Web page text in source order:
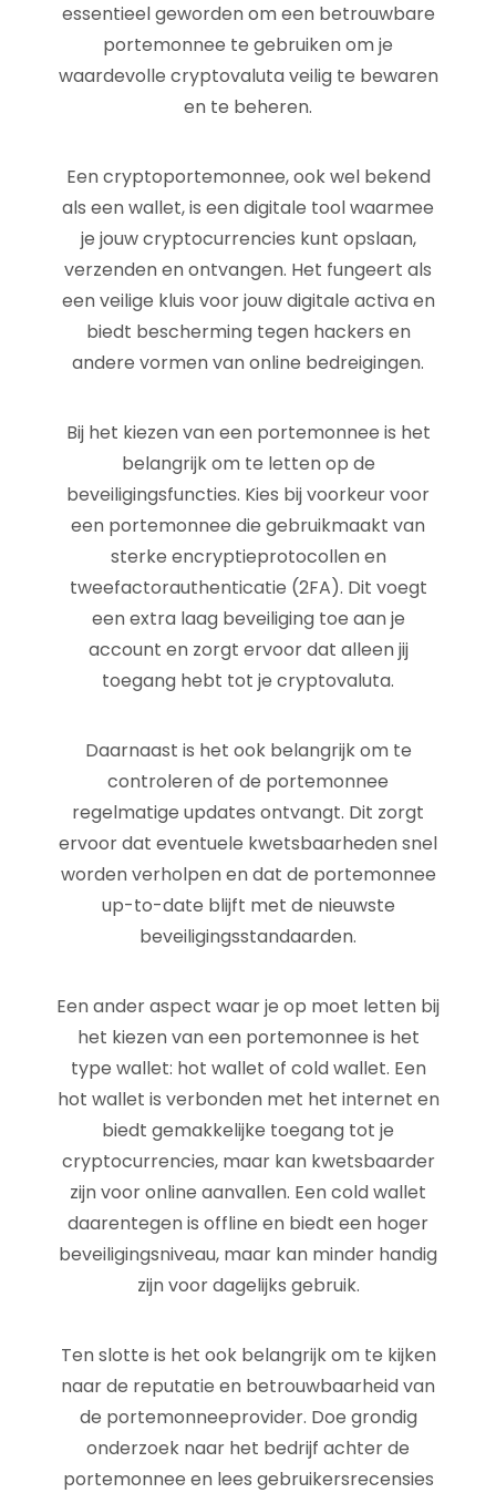
essentieel geworden om een betrouwbare
portemonnee te gebruiken om je
waardevolle cryptovaluta veilig te bewaren
en te beheren.
Een cryptoportemonnee, ook wel bekend
als een wallet, is een digitale tool waarmee
je jouw cryptocurrencies kunt opslaan,
verzenden en ontvangen. Het fungeert als
een veilige kluis voor jouw digitale activa en
biedt bescherming tegen hackers en
andere vormen van online bedreigingen.
Bij het kiezen van een portemonnee is het
belangrijk om te letten op de
beveiligingsfuncties. Kies bij voorkeur voor
een portemonnee die gebruikmaakt van
sterke encryptieprotocollen en
tweefactorauthenticatie (2FA). Dit voegt
een extra laag beveiliging toe aan je
account en zorgt ervoor dat alleen jij
toegang hebt tot je cryptovaluta.
Daarnaast is het ook belangrijk om te
controleren of de portemonnee
regelmatige updates ontvangt. Dit zorgt
ervoor dat eventuele kwetsbaarheden snel
worden verholpen en dat de portemonnee
up-to-date blijft met de nieuwste
beveiligingsstandaarden.
Een ander aspect waar je op moet letten bij
het kiezen van een portemonnee is het
type wallet: hot wallet of cold wallet. Een
hot wallet is verbonden met het internet en
biedt gemakkelijke toegang tot je
cryptocurrencies, maar kan kwetsbaarder
zijn voor online aanvallen. Een cold wallet
daarentegen is offline en biedt een hoger
beveiligingsniveau, maar kan minder handig
zijn voor dagelijks gebruik.
Ten slotte is het ook belangrijk om te kijken
naar de reputatie en betrouwbaarheid van
de portemonneeprovider. Doe grondig
onderzoek naar het bedrijf achter de
portemonnee en lees gebruikersrecensies